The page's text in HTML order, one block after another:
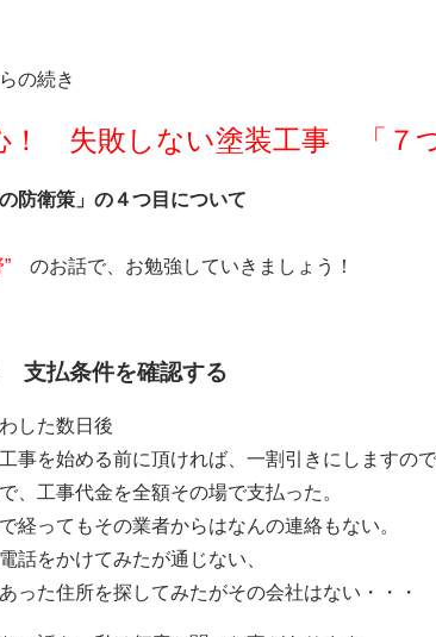
の続き
！ 失敗しない塗装工事 「７
防衛策」の４つ目について
のお話で、お勉強していきましょう！
払条件を確認する
した数日後
事を始める前に頂ければ、一割引きにしますの
、工事代金を全額その場で支払った。
経ってもその業者からはなんの連絡もない。
話をかけてみたが通じない、
った住所を探してみたがその会社はない・・・